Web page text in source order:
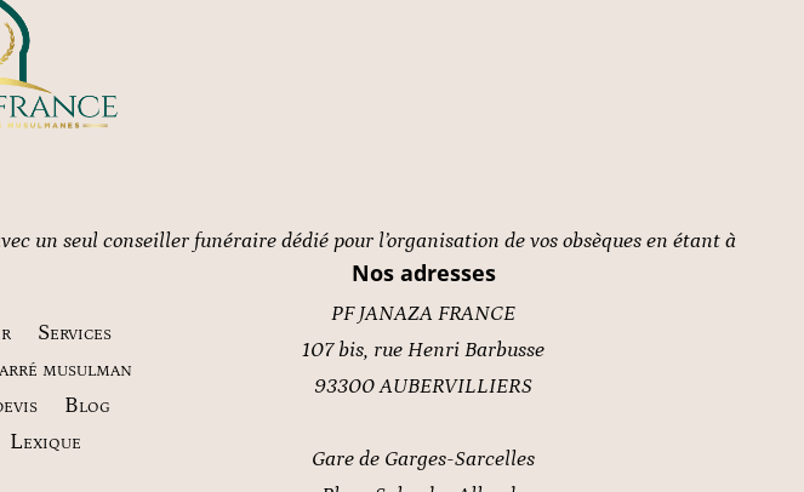
un seul conseiller funéraire dédié pour l’organisation de vos obsèques en étant à
Services
musulman
Blog
Lexique
Nos adresses
PF JANAZA FRANCE
107 bis, rue Henri Barbusse
93300 AUBERVILLIERS
Gare de Garges-Sarcelles